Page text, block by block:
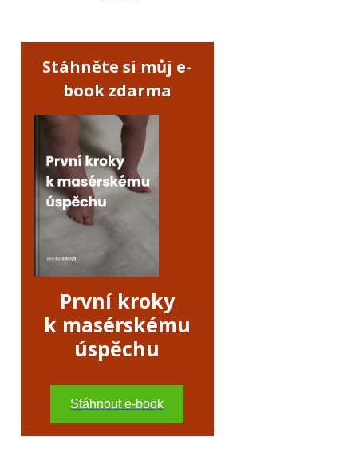
Stáhněte si můj e-
book zdarma
První kroky
k masérskému
úspěchu
Stáhnout e-book